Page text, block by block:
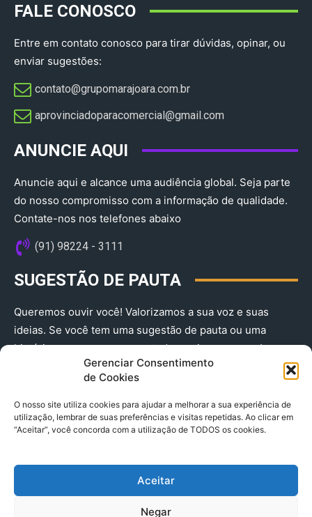
Gerenciar Consentimento
de Cookies
O nosso site utiliza cookies para ajudar a melhorar a sua experiência de
utilização, lembrar de suas preferências e visitas repetidas. Ao clicar em
“Aceitar”, você concorda com a utilização de TODOS os cookies.
Aceitar
Negar
FALE CONOSCO
Entre em contato conosco para tirar dúvidas, opinar, ou
enviar sugestões:
contato@grupomarajoara.com.br
aprovinciadoparacomercial@gmail.com​
ANUNCIE AQUI
Anuncie aqui e alcance uma audiência global. Seja parte
do nosso compromisso com a informação de qualidade.
Contate-nos nos telefones abaixo
(91) 98224 - 3111
SUGESTÃO DE PAUTA
Queremos ouvir você! Valorizamos a sua voz e suas
ideias. Se você tem uma sugestão de pauta ou uma
história que merece ser contada, envie-nos agora!
(91) 98224 - 3111
© 2025 A Província do Pará CNPJ: 04.901.141/0001-36 End .
Trav. Quintino Bocaiuva 2301, Ed. Rogério Fernandez – Sala